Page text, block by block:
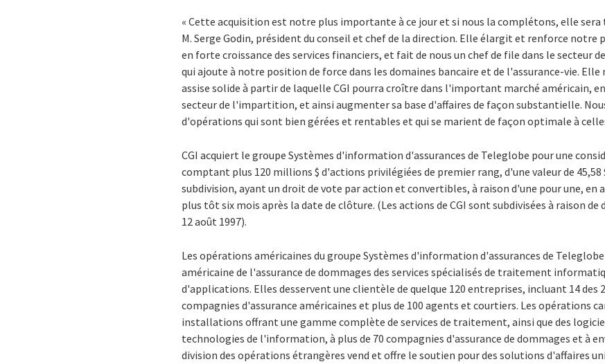
« Cette acquisition est notre plus importante à ce jour et si nous la complétons, elle sera
M. Serge Godin, président du conseil et chef de la direction. Elle élargit et renforce notre
en forte croissance des services financiers, et fait de nous un chef de file dans le secteur
qui ajoute à notre position de force dans les domaines bancaire et de l'assurance-vie.
assise solide à partir de laquelle CGI pourra croître dans l'important marché américain,
secteur de l'impartition, et ainsi augmenter sa base d'affaires de façon substantielle.
d'opérations qui sont bien gérées et rentables et qui se marient de façon optimale à
CGI acquiert le groupe Systèmes d'information d'assurances de Teleglobe pour une
comptant plus 120 millions $ d'actions privilégiées de premier rang, d'une valeur de 45,58
subdivision, ayant un droit de vote par action et convertibles, à raison d'une pour une, en
plus tôt six mois après la date de clôture. (Les actions de CGI sont subdivisées à raison de
12 août 1997).
Les opérations américaines du groupe Systèmes d'information d'assurances de
américaine de l'assurance de dommages des services spécialisés de traitement
d'applications. Elles desservent une clientèle de quelque 120 entreprises, incluant 14 des
compagnies d'assurance américaines et plus de 100 agents et courtiers. Les opérations
installations offrant une gamme complète de services de traitement, ainsi que des
technologies de l'information, à plus de 70 compagnies d'assurance de dommages et à
division des opérations étrangères vend et offre le soutien pour des solutions d'affaires